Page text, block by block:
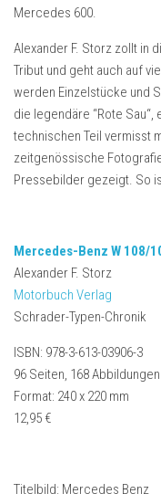
Mercedes 600.
Alexander F. Storz zollt in
Tribut und geht auch auf
werden Einzelstücke und
die legendäre “Rote Sau“,
technischen Teil vermisst
zeitgenössische
Pressebilder gezeigt. So
Mercedes-Benz W 108/
Alexander F. Storz
Motorbuch Verlag
Schrader-Typen-Chronik
ISBN: 978-3-613-03906-3
96 Seiten, 168 Abbildungen
Format: 240 x 220 mm
12,95 €
Titelbild: Mercedes Benz